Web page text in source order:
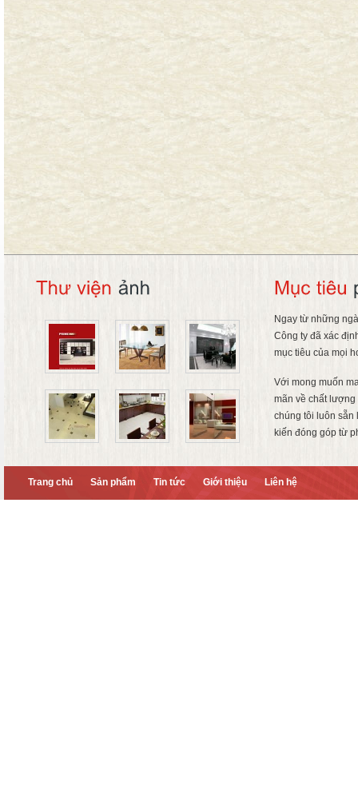
Ngay từ những
Công ty đã xác
mục tiêu của mọi
Với mong muốn
mãn về chất
chúng tôi luôn sẵn
kiến đóng góp từ
Trang chủ Sản phẩm Tin tức Giới thiệu Liên hệ